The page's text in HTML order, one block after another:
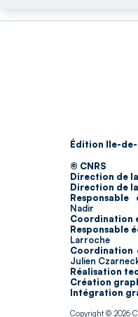
Édition Ile-
© CNRS
Direction de
Direction de
Nadir
Coordination
Responsable
Larroche
Coordination
Julien
Réalisation
Création
Intégration
Copyright © 2026